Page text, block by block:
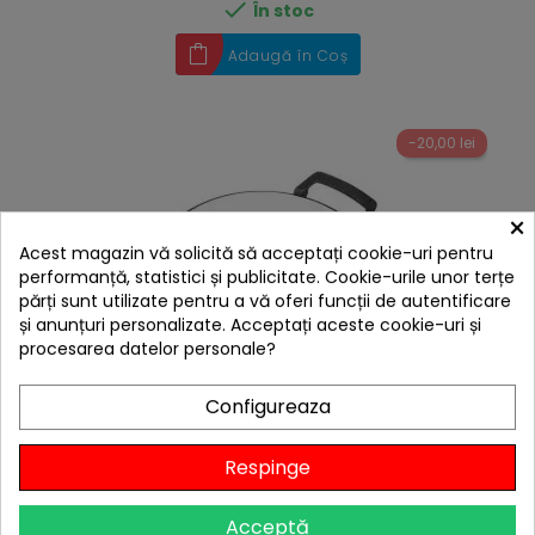
 În stoc
Adaugă în Coș
-20,00 lei
Suport fonta cu piatra pizza pentru sistemul culinar
modular Enders 7790
239,00 lei
219,00 lei
×
Acest magazin vă solicită să acceptați cookie-uri pentru
performanță, statistici și publicitate. Cookie-urile unor terțe
părți sunt utilizate pentru a vă oferi funcții de autentificare
și anunțuri personalizate. Acceptați aceste cookie-uri și
procesarea datelor personale?
Configureaza
Respinge
Acceptă